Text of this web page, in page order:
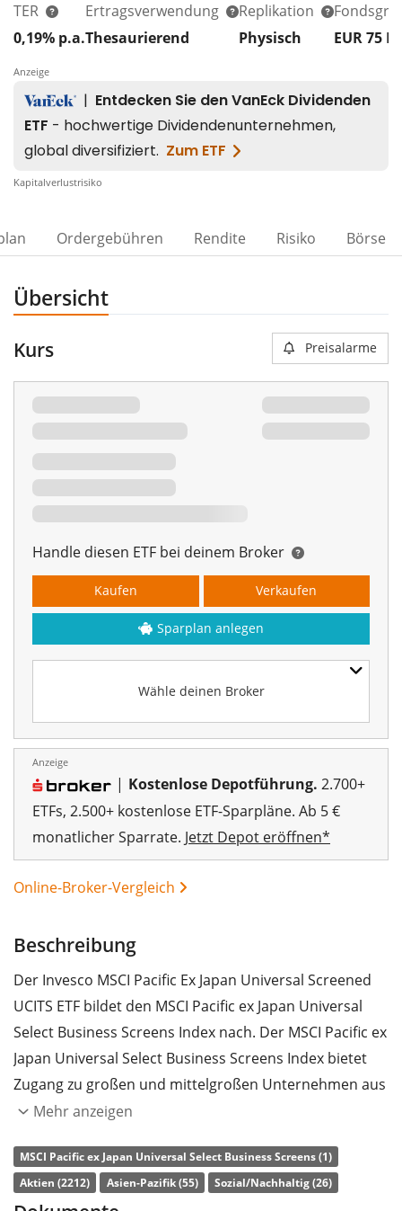
TER
0,19% p.a.
Ertragsverwendung
Thesaurierend
Replikation
Physisch
EUR 75
Anzeige
Kapitalverlustrisiko
Ordergebühren Rendite Risiko Börse
Übersicht
Kurs Preisalarme
Handle diesen ETF bei deinem Broker
Wähle deinen Broker
Kaufen Verkaufen
Sparplan anlegen
Anzeige
| Kostenlose Depotführung. 2.700+
ETFs, 2.500+ kostenlose ETF-Sparpläne. Ab 5 €
monatlicher Sparrate. Jetzt Depot eröffnen*
Online-Broker-Vergleich
Beschreibung
Der Invesco MSCI Pacific Ex Japan Universal Screened
UCITS ETF bildet den MSCI Pacific ex Japan Universal
Select Business Screens Index nach. Der MSCI Pacific ex
Japan Universal Select Business Screens Index bietet
Zugang zu großen und mittelgroßen Unternehmen aus
Industrieländern der Pazifik-Region (ohne Japan). Der
Geschäftsfeldern in Verbindung mit fossilen
Kohlebrennstoffen, umstrittenen Waffen, Tabak und
Mehr anzeigen
MSCI Pacific ex Japan Universal Select Business Screens (1)
Aktien (2212)
Asien-Pazifik (55) Sozial/Nachhaltig (26)